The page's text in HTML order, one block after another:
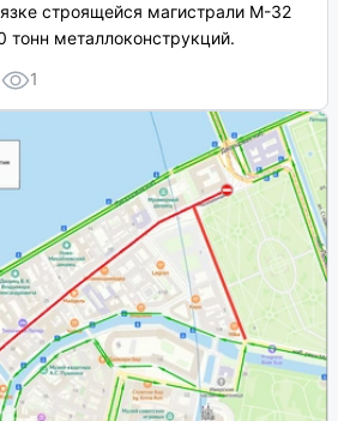
строящейся магистрали М-32
тонн металлоконструкций.
1